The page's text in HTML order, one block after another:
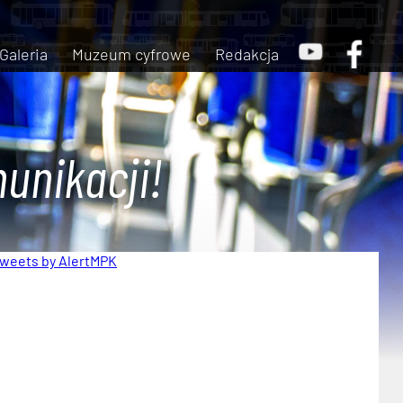
Galeria Muzeum cyfrowe Redakcja
by AlertMPK